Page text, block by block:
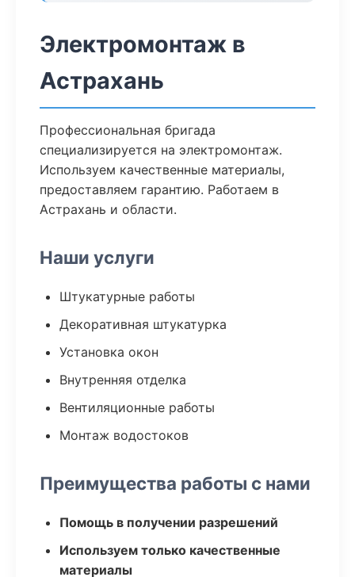
Электромонтаж в
Астрахань
Профессиональная бригада
специализируется на электромонтаж.
Используем качественные материалы,
предоставляем гарантию. Работаем в
Астрахань и области.
Наши услуги
Штукатурные работы
Декоративная штукатурка
Установка окон
Внутренняя отделка
Вентиляционные работы
Монтаж водостоков
Преимущества работы с нами
Помощь в получении разрешений
Используем только качественные
материалы